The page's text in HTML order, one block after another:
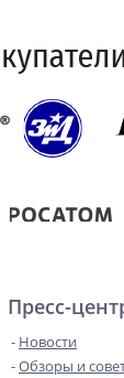
Пресс-
Новости
Обзоры и